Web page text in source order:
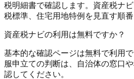
税明細書で確認します。資産税ナ
税標準、住宅用地特例を見直す順番
資産税ナビの利用は無料ですか？
基本的な確認ページは無料で利用
服申立ての判断は、自治体の窓口
認してください。